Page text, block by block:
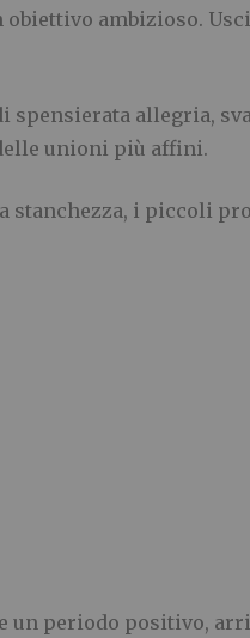
ambizioso.
spensierata allegria,
unioni più affini.
stanchezza, i piccoli
un periodo positivo,